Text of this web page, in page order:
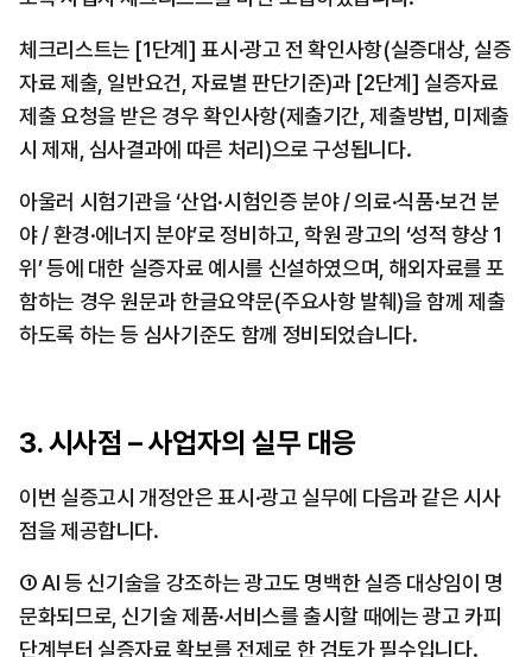
체크리스트는 [1단계] 표시·광고 전 확인사항(실증대상, 실증
자료 제출, 일반요건, 자료별 판단기준)과 [2단계] 실증자료
제출 요청을 받은 경우 확인사항(제출기간, 제출방법, 미제출
시 제재, 심사결과에 따른 처리)으로 구성됩니다.
아울러 시험기관을 ‘산업·시험인증 분야 / 의료·식품·보건 분
야 / 환경·에너지 분야’로 정비하고, 학원 광고의 ‘성적 향상 1
위’ 등에 대한 실증자료 예시를 신설하였으며, 해외자료를 포
함하는 경우 원문과 한글요약문(주요사항 발췌)을 함께 제출
하도록 하는 등 심사기준도 함께 정비되었습니다.
3. 시사점 – 사업자의 실무 대응
이번 실증고시 개정안은 표시·광고 실무에 다음과 같은 시사
점을 제공합니다.
① AI 등 신기술을 강조하는 광고도 명백한 실증 대상임이 명
문화되므로, 신기술 제품·서비스를 출시할 때에는 광고 카피
단계부터 실증자료 확보를 전제로 한 검토가 필수입니다.